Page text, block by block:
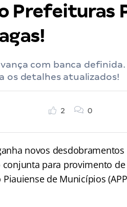
Prefeituras
com banca
os detalhes atualizados!
2 0
novos
para provimento de
de Municípios